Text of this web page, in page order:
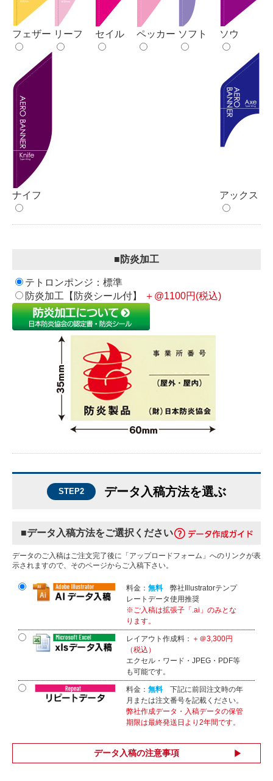
フェザー リーフ セイル ペッカー ソフト ソウ
ナイフ アックス
■防炎加工
テトロンポンジ：標準
防炎加工【防炎シール付】
＋@1100円(税込)
STEP2 データ入稿方法を選ぶ
■データ入稿方法をご選択ください
データのご入稿はご注文完了後に「アップロードフォーム」へのリンクが表
示されますので、そのページからご入稿下さい。
料金：無料 弊社Illustratorテンプ
レートデータ使用推奨
※ご入稿は拡張子「.ai」のみとな
ります。
レイアウト作成料： ＋＠3,300円
（税込）
エクセル・ワード・JPEG・PDF等
も可能です。
料金：無料 下記に前回注文時の年
月または注文番号を記載ください。
弊社作成データ・入稿データの保管
期限は最終発送日より2年間です。
データ入稿の注意事項